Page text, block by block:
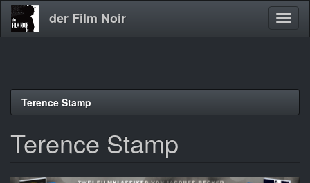
Direkt
der Film Noir
Terence Stamp
Terence Stamp